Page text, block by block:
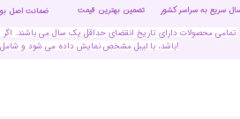
تمامی محصولات دارای تاریخ انقضای حداقل یک سال می باشند.
باشد، با لیبل مشخص نمایش داده می شود و شامل تخفیف ویژه می گردد!
ضمانت اصل تضمین بهترین قیمت سریع به سراسر کشور